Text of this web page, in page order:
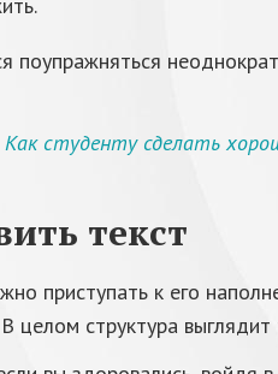
поупражняться
Как студенту сделать
текст
приступать к его
целом структура выглядит